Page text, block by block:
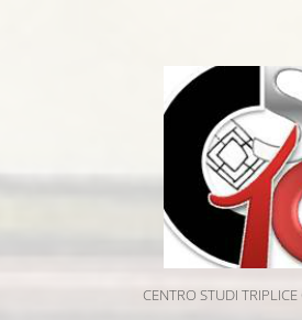
CENTRO STUDI TRIPLICE